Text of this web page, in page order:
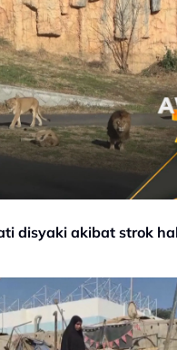
disyaki akibat strok